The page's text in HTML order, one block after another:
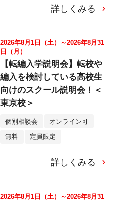
詳しくみる
2026年8月1日（土）～2026年8月31
日（月）
【転編入学説明会】転校や
編入を検討している高校生
向けのスクール説明会！＜
東京校＞
個別相談会 オンライン可
無料 定員限定
詳しくみる
2026年8月1日（土）～2026年8月31